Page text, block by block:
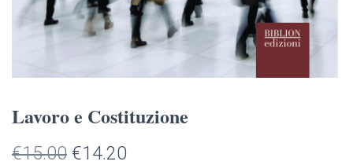
Lavoro e Costituzione
€15.00 Il
€14.20